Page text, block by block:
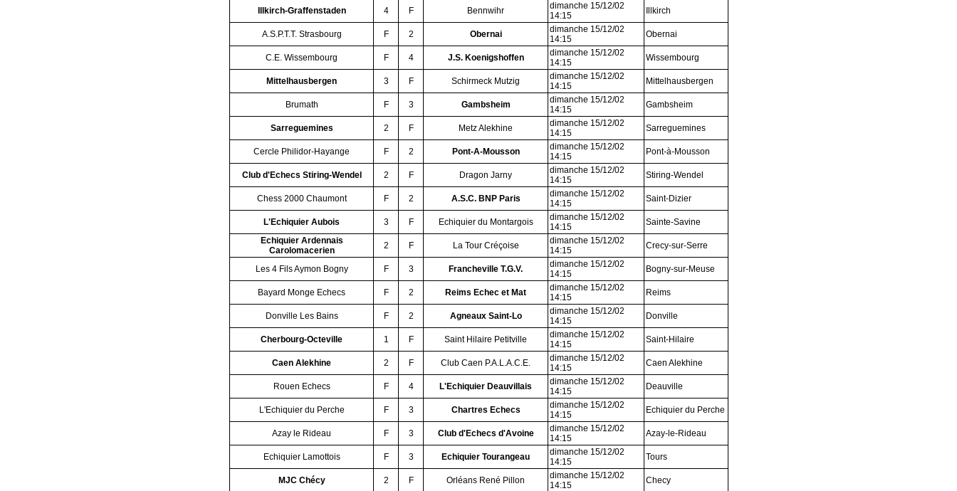
Illkirch-Graffenstaden 4 F Bennwihr
dimanche 15/12/02
14:15
Illkirch
A.S.P.T.T. Strasbourg F 2 Obernai
dimanche 15/12/02
14:15
Obernai
C.E. Wissembourg F 4 J.S. Koenigshoffen
dimanche 15/12/02
14:15
Wissembourg
Mittelhausbergen 3 F Schirmeck Mutzig
dimanche 15/12/02
14:15
Mittelhausbergen
Brumath F 3 Gambsheim
dimanche 15/12/02
14:15
Gambsheim
Sarreguemines 2 F Metz Alekhine
dimanche 15/12/02
14:15
Sarreguemines
Cercle Philidor-Hayange F 2 Pont-A-Mousson
dimanche 15/12/02
14:15
Pont-à-Mousson
Club d'Echecs Stiring-Wendel 2 F Dragon Jarny
dimanche 15/12/02
14:15
Stiring-Wendel
Chess 2000 Chaumont F 2 A.S.C. BNP Paris
dimanche 15/12/02
14:15
Saint-Dizier
L'Echiquier Aubois 3 F Echiquier du Montargois
dimanche 15/12/02
14:15
Sainte-Savine
Echiquier Ardennais
Carolomacerien
2 F La Tour Créçoise
dimanche 15/12/02
14:15
Crecy-sur-Serre
Les 4 Fils Aymon Bogny F 3 Francheville T.G.V.
dimanche 15/12/02
14:15
Bogny-sur-Meuse
Bayard Monge Echecs F 2 Reims Echec et Mat
dimanche 15/12/02
14:15
Reims
Donville Les Bains F 2 Agneaux Saint-Lo
dimanche 15/12/02
14:15
Donville
Cherbourg-Octeville 1 F Saint Hilaire Petitville
dimanche 15/12/02
14:15
Saint-Hilaire
Caen Alekhine 2 F Club Caen P.A.L.A.C.E.
dimanche 15/12/02
14:15
Caen Alekhine
Rouen Echecs F 4 L'Echiquier Deauvillais
dimanche 15/12/02
14:15
Deauville
L'Echiquier du Perche F 3 Chartres Echecs
dimanche 15/12/02
14:15
Echiquier du Perche
Azay le Rideau F 3 Club d'Echecs d'Avoine
dimanche 15/12/02
14:15
Azay-le-Rideau
Echiquier Lamottois F 3 Echiquier Tourangeau
dimanche 15/12/02
14:15
Tours
MJC Chécy 2 F Orléans René Pillon
dimanche 15/12/02
14:15
Checy